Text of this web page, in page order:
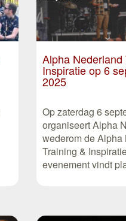
Alpha Nederland
Inspiratie op 6
2025
Op zaterdag 6
organiseert Alpha
wederom de Alpha
Training &
evenement vindt